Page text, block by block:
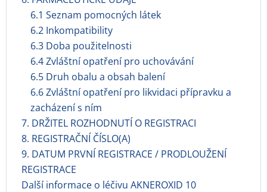
6.1 Seznam pomocných látek
6.2 Inkompatibility
6.3 Doba použitelnosti
6.4 Zvláštní opatření pro uchovávání
6.5 Druh obalu a obsah balení
6.6 Zvláštní opatření pro likvidaci přípravku a
zacházení s ním
7. DRŽITEL ROZHODNUTÍ O REGISTRACI
8. REGISTRAČNÍ ČÍSLO(A)
9. DATUM PRVNÍ REGISTRACE / PRODLOUŽENÍ
REGISTRACE
Další informace o léčivu AKNEROXID 10